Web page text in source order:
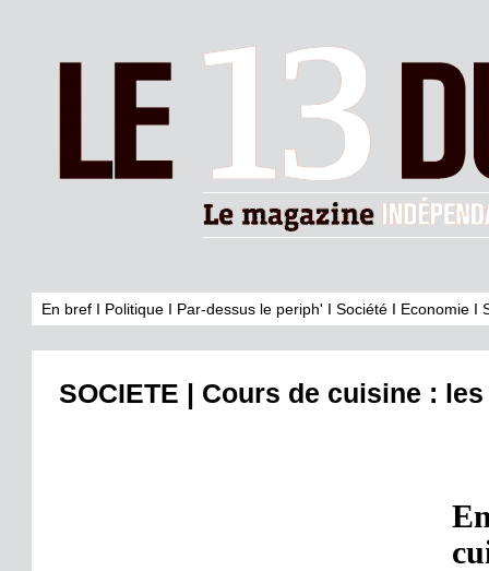
En bref I Politique I Par-dessus le periph' I Société I Economie I
SOCIETE | Cours de cuisine :